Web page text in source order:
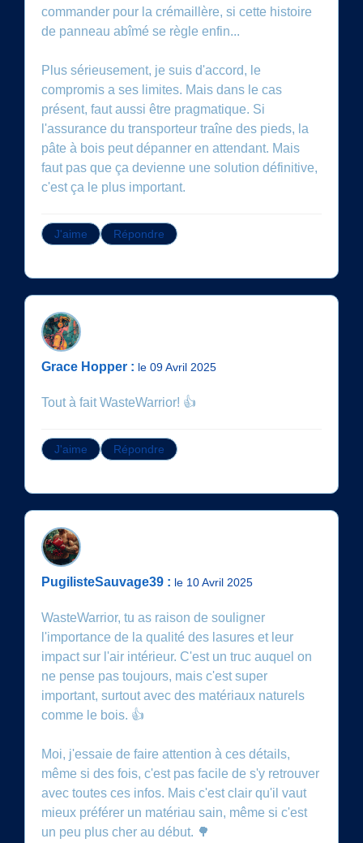
commander pour la crémaillère, si cette histoire
de panneau abîmé se règle enfin...
Plus sérieusement, je suis d'accord, le
compromis a ses limites. Mais dans le cas
présent, faut aussi être pragmatique. Si
l'assurance du transporteur traîne des pieds, la
pâte à bois peut dépanner en attendant. Mais
faut pas que ça devienne une solution définitive,
c'est ça le plus important.
J'aime Répondre
Grace Hopper : le 09 Avril 2025
Tout à fait WasteWarrior! 👍
J'aime Répondre
PugilisteSauvage39 : le 10 Avril 2025
WasteWarrior, tu as raison de souligner
l'importance de la qualité des lasures et leur
impact sur l'air intérieur. C'est un truc auquel on
ne pense pas toujours, mais c'est super
important, surtout avec des matériaux naturels
comme le bois. 👍
Moi, j'essaie de faire attention à ces détails,
même si des fois, c'est pas facile de s'y retrouver
avec toutes ces infos. Mais c'est clair qu'il vaut
mieux préférer un matériau sain, même si c'est
un peu plus cher au début. 🌳